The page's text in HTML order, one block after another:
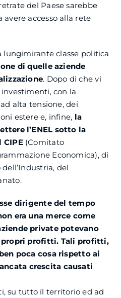
del Paese sarebbe
avere accesso alla rete
lungimirante classe politica
di quelle aziende
. Dopo di che vi
con la
alta tensione, dei
estere e, infine, la
l’ENEL sotto la
CIPE(Comitato
Economica), di
del
dirigente del tempo
era una merce come
private potevano
propri profitti. Tali profitti,
poca cosa rispetto ai
crescita causati
su tutto il territorio ed ad